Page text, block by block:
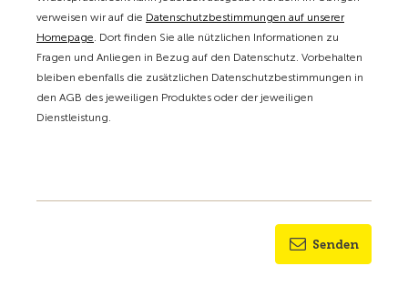
verweisen wir auf die Datenschutzbestimmungen auf unserer
Homepage. Dort finden Sie alle nützlichen Informationen zu
Fragen und Anliegen in Bezug auf den Datenschutz. Vorbehalten
bleiben ebenfalls die zusätzlichen Datenschutzbestimmungen in
den AGB des jeweiligen Produktes oder der jeweiligen
Dienstleistung.
Senden